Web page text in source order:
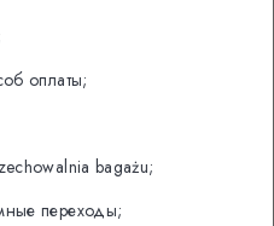
оплаты;
bagażu;
переходы;